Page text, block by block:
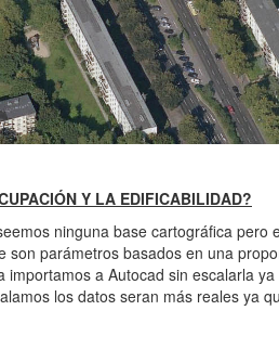
Y LA EDIFICABILIDAD?
ninguna base cartográfica
son parámetros basados en una
importamos a Autocad sin escalarla
los datos seran más reales ya